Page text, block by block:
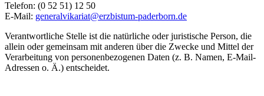
Telefon: (0 52 51) 12 50
E-Mail: generalvikariat@erzbistum-paderborn.de
Verantwortliche Stelle ist die natürliche oder juristische Person, die
allein oder gemeinsam mit anderen über die Zwecke und Mittel der
Verarbeitung von personenbezogenen Daten (z. B. Namen, E-Mail-
Adressen o. Ä.) entscheidet.